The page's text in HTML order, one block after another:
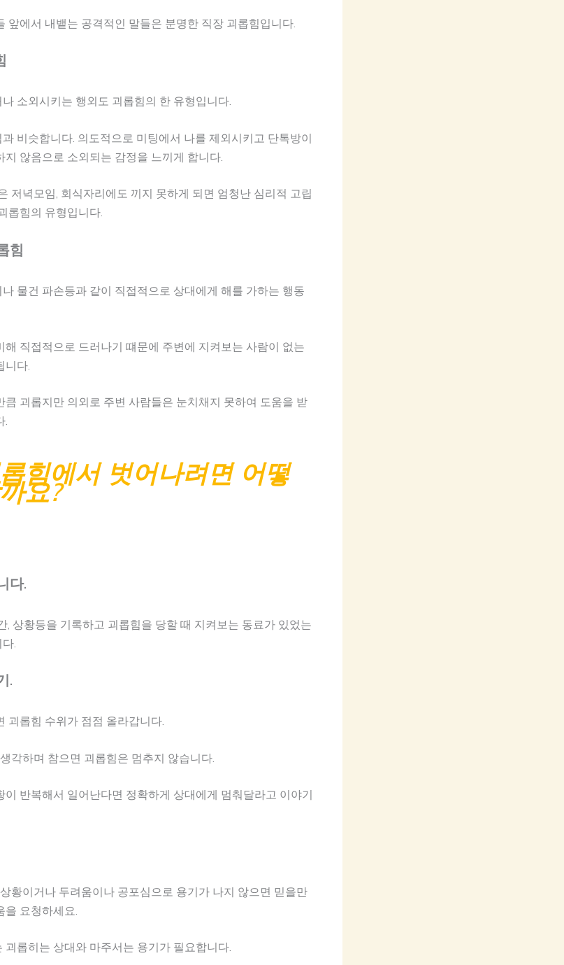
앞에서 내뱉는 공격적인 말들은 분명한 직장 괴롭힘입니다.
소외시키는 행외도 괴롭힘의 한 유형입니다.
비슷합니다. 의도적으로 미팅에서 나를 제외시키고 단톡방이
않음으로 소외되는 감정을 느끼게 합니다.
저녁모임, 회식자리에도 끼지 못하게 되면 엄청난 심리적 고립
롭힘의 유형입니다.
힘
물건 파손등과 같이 직접적으로 상대에게 해를 가하는 행동
해 직접적으로 드러나기 떄문에 주변에 지켜보는 사람이 없는
니다.
큼 괴롭지만 의외로 주변 사람들은 눈치채지 못하여 도움을 받
.
힘에서 벗어나려면 어떻
요?
다.
, 상황등을 기록하고 괴롭힘을 당할 때 지켜보는 동료가 있었는
.
.
괴롭힘 수위가 점점 올라갑니다.
각하며 참으면 괴롭힘은 멈추지 않습니다.
이 반복해서 일어난다면 정확하게 상대에게 멈춰달라고 이야기
황이거나 두려움이나 공포심으로 용기가 나지 않으면 믿을만
요청하세요.
괴롭히는 상대와 마주서는 용기가 필요합니다.